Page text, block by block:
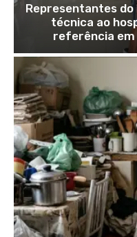
Representantes
técnica ao
referência em